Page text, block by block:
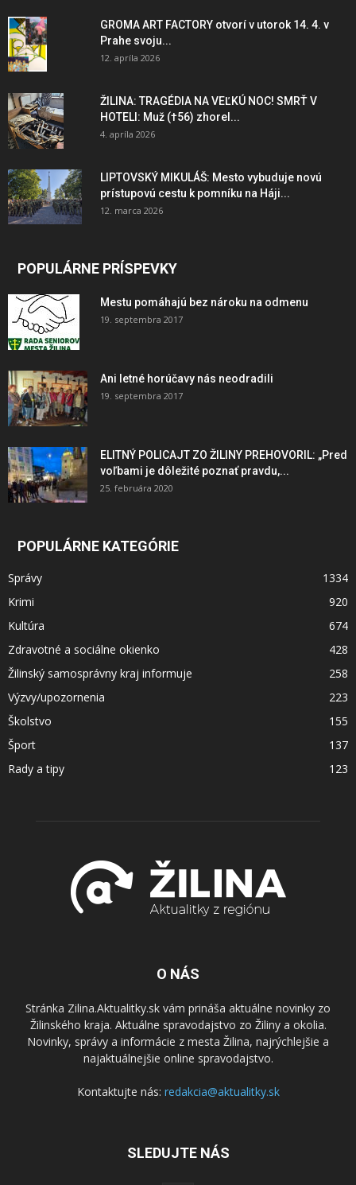
GROMA ART FACTORY otvorí v utorok 14. 4. v
Prahe svoju...
12. apríla 2026
ŽILINA: TRAGÉDIA NA VEĽKÚ NOC! SMRŤ V
HOTELI: Muž (†56) zhorel...
4. apríla 2026
LIPTOVSKÝ MIKULÁŠ: Mesto vybuduje novú
prístupovú cestu k pomníku na Háji...
12. marca 2026
POPULÁRNE PRÍSPEVKY
Mestu pomáhajú bez nároku na odmenu
19. septembra 2017
Ani letné horúčavy nás neodradili
19. septembra 2017
ELITNÝ POLICAJT ZO ŽILINY PREHOVORIL: „Pred
voľbami je dôležité poznať pravdu,...
25. februára 2020
POPULÁRNE KATEGÓRIE
Správy
1334
Krimi
920
Kultúra
674
Zdravotné a sociálne okienko
428
Žilinský samosprávny kraj informuje
258
Výzvy/upozornenia
223
Školstvo
155
Šport
137
Rady a tipy
123
O NÁS
Stránka Zilina.Aktualitky.sk vám prináša aktuálne novinky zo
Žilinského kraja. Aktuálne spravodajstvo zo Žiliny a okolia.
Novinky, správy a informácie z mesta Žilina, najrýchlejšie a
najaktuálnejšie online spravodajstvo.
Kontaktujte nás: redakcia@aktualitky.sk
SLEDUJTE NÁS